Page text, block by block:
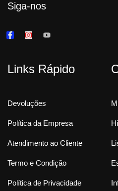
Siga-nos
Links Rápido
Devoluções
Política da Empresa
Atendimento ao Cliente
Termo e Condição
Política de Privacidade